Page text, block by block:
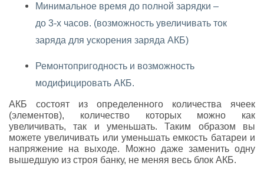
Минимальное время до полной зарядки –
до 3-х часов. (возможность увеличивать ток
заряда для ускорения заряда АКБ)
Ремонтопригодность и возможность
модифицировать АКБ.
АКБ состоят из определенного количества ячеек
(элементов), количество которых можно как
увеличивать, так и уменьшать. Таким образом вы
можете увеличивать или уменьшать емкость батареи и
напряжение на выходе. Можно даже заменить одну
вышедшую из строя банку, не меняя весь блок АКБ.